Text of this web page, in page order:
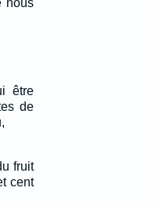
nous
être
de
fruit
cent